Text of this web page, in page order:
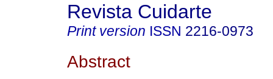
Revista Cuidarte
Print version ISSN 2216-0973
Abstract